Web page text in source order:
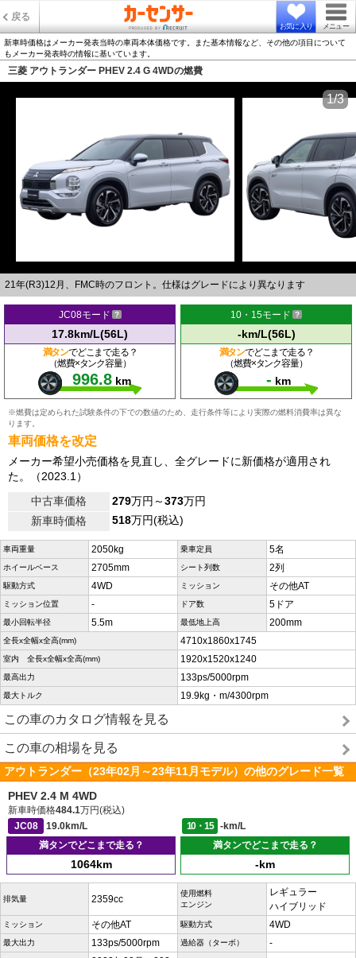
戻る
お気に入り メニュー
新車時価格はメーカー発表当時の車両本体価格です。また基本情報など、その他の項目について
もメーカー発表時の情報に基いています。
三菱 アウトランダー PHEV 2.4 G 4WDの燃費
21年(R3)12月、FMC時のフロント。仕様はグレードにより異なります
1/3
JC08モード
17.8km/L(56L)
満タンでどこまで走る？
（燃費×タンク容量）
996.8 km
10・15モード
-km/L(56L)
満タンでどこまで走る？
（燃費×タンク容量）
- km
※燃費は定められた試験条件の下での数値のため、走行条件等により実際の燃料消費率は異な
ります。
車両価格を改定
メーカー希望小売価格を見直し、全グレードに新価格が適用され
た。（2023.1）
中古車価格
279万円～373万円
新車時価格
518万円(税込)
車両重量 2050kg 乗車定員 5名
ホイールベース 2705mm シート列数 2列
駆動方式 4WD ミッション その他AT
ミッション位置 - ドア数 5ドア
最小回転半径 5.5m 最低地上高 200mm
全長x全幅x全高(mm) 4710x1860x1745
室内 全長x全幅x全高(mm) 1920x1520x1240
最高出力 133ps/5000rpm
最大トルク 19.9kg・m/4300rpm
この車のカタログ情報を見る
この車の相場を見る
アウトランダー（23年02月～23年11月モデル）の他のグレード一覧
PHEV 2.4 M 4WD
新車時価格484.1万円(税込)
JC08
19.0km/L 10・15
-km/L
満タンでどこまで走る？
1064km
満タンでどこまで走る？
-km
排気量 2359cc
使用燃料
エンジン
レギュラー
ハイブリッド
ミッション その他AT 駆動方式 4WD
最大出力 133ps/5000rpm 過給器（ターボ） -